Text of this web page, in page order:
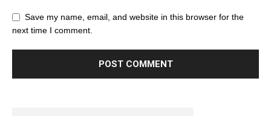
Save my name, email, and website in this browser for the
next time I comment.